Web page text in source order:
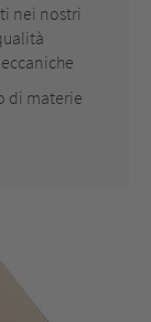
nei nostri
di materie